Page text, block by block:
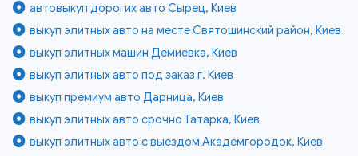
автовыкуп дорогих авто Сырец, Киев
выкуп элитных авто на месте Святошинский район, Киев
выкуп элитных машин Демиевка, Киев
выкуп элитных авто под заказ г. Киев
выкуп премиум авто Дарница, Киев
выкуп элитных авто срочно Татарка, Киев
выкуп элитных авто с выездом Академгородок, Киев